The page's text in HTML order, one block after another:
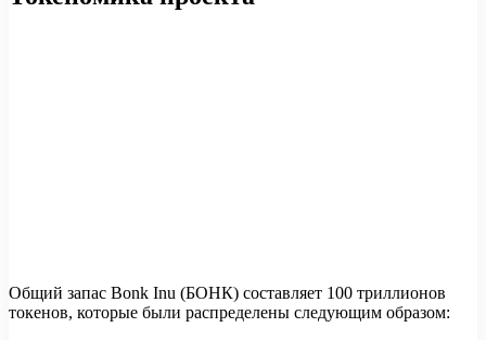
Общий запас Bonk Inu (БОНК) составляет 100 триллионов
токенов, которые были распределены следующим образом: